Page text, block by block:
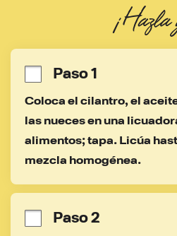
Paso 1
Coloca el cilantro, el
las nueces en una
alimentos; tapa. Licúa
mezcla homogénea.
Paso 2